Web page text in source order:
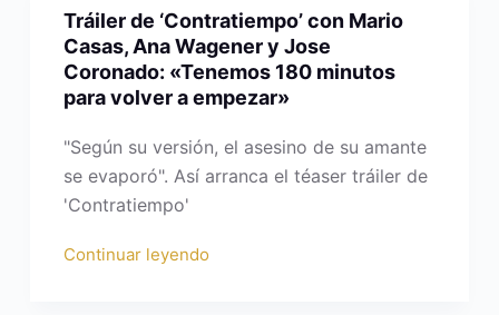
Tráiler de ‘Contratiempo’ con Mario
Casas, Ana Wagener y Jose
Coronado: «Tenemos 180 minutos
para volver a empezar»
"Según su versión, el asesino de su amante
se evaporó". Así arranca el téaser tráiler de
'Contratiempo'
Continuar leyendo